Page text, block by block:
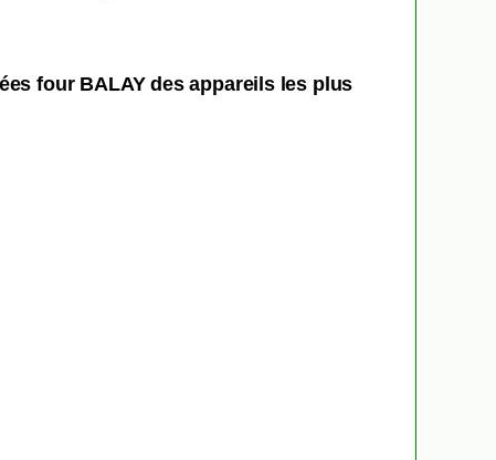
four BALAY des appareils les plus